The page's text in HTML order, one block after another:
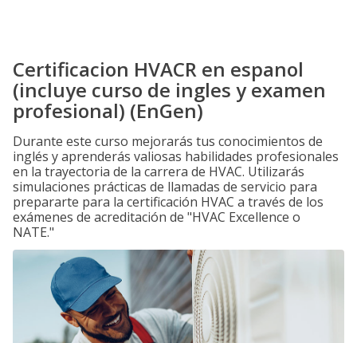
Certificacion HVACR en espanol
(incluye curso de ingles y examen
profesional) (EnGen)
Durante este curso mejorarás tus conocimientos de
inglés y aprenderás valiosas habilidades profesionales
en la trayectoria de la carrera de HVAC. Utilizarás
simulaciones prácticas de llamadas de servicio para
prepararte para la certificación HVAC a través de los
exámenes de acreditación de "HVAC Excellence o
NATE."